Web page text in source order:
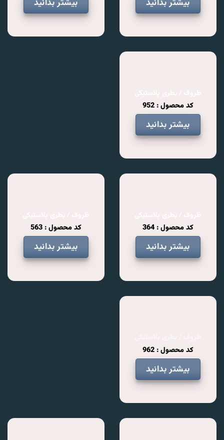
کد محصول : 952
بیشتر بدانید
کد محصول : 364
بیشتر بدانید
کد محصول : 563
بیشتر بدانید
کد محصول : 962
بیشتر بدانید